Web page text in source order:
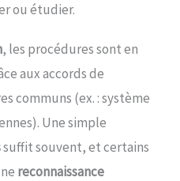
ou étudier.
, les procédures sont en
aux accords de
communs (ex. : système
Une simple
suffit souvent, et certains
reconnaissance